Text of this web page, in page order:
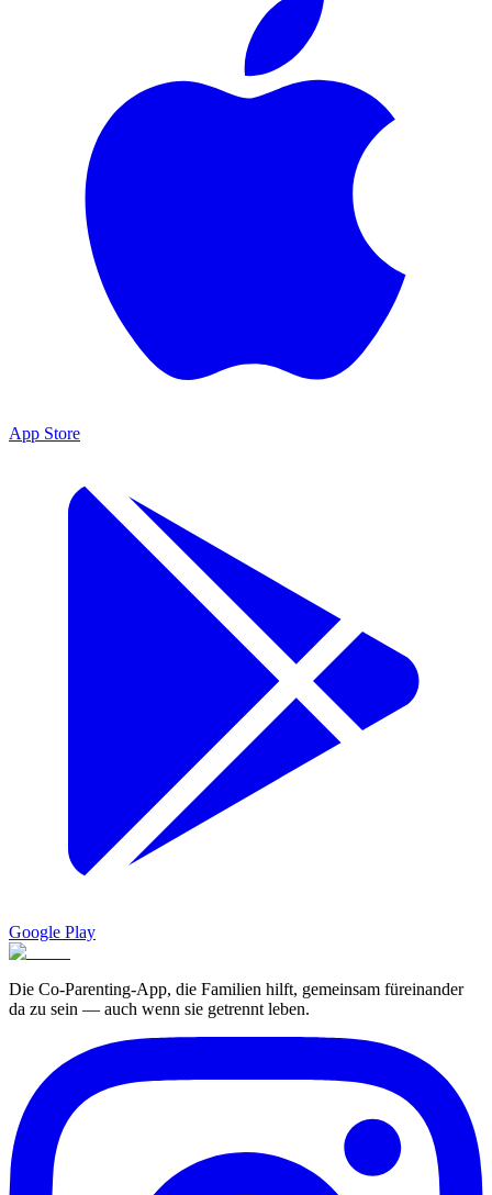
App Store
Google Play
Die Co-Parenting-App, die Familien hilft, gemeinsam füreinander
da zu sein — auch wenn sie getrennt leben.